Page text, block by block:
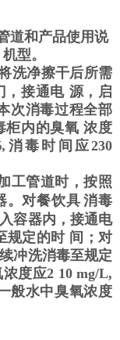
道和产品使用说
型。
洗净擦干后所需
，接通电 源，启
次消毒过程全部
柜内的臭氧 浓度
消毒时间应230
工管道时，按照
。对餐饮具 消毒
容器内，接通电
规定的时 间；对
冲洗消毒至规定
浓度应2 10 mg/L,
般水中臭氧浓度